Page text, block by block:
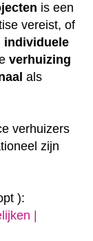
is een
vereist, of
individuele
verhuizing
als
verhuizers
zijn
):
|